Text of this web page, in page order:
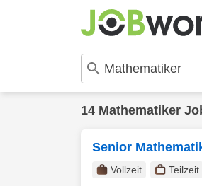
14 Mathematiker
Senior
Vollzeit Teilzeit